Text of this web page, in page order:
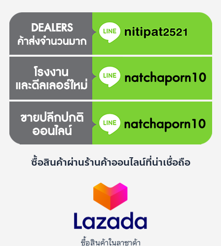
ซื้อสินค้าผ่านร้านค้าออนไลน์ที่น่าเชื่อถือ
ซื้อสินค้าในลาซาด้า